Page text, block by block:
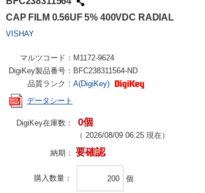
CAP FILM 0.56UF 5% 400VDC RADIAL
VISHAY
マルツコード： M1172-9624
DigiKey製品番号： BFC238311564-ND
品質ランク： A(DigiKey)
データシート
DigiKey在庫数： 0個
（ 2026/08/09 06:25 現在）
納期： 要確認
購入数量 個